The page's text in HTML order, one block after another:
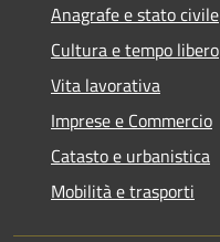
Anagrafe e stato civile
Cultura e tempo libero
Vita lavorativa
Imprese e Commercio
Catasto e urbanistica
Mobilità e trasporti